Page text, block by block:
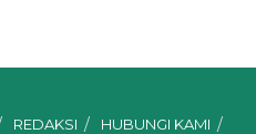
REDAKSI
HUBUNGI KAMI